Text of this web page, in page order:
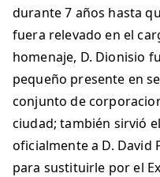
durante 7 años hasta
fuera relevado en el
homenaje, D. Dionisio
pequeño presente en
conjunto de
ciudad; también sirvió
oficialmente a D. David
para sustituirle por el